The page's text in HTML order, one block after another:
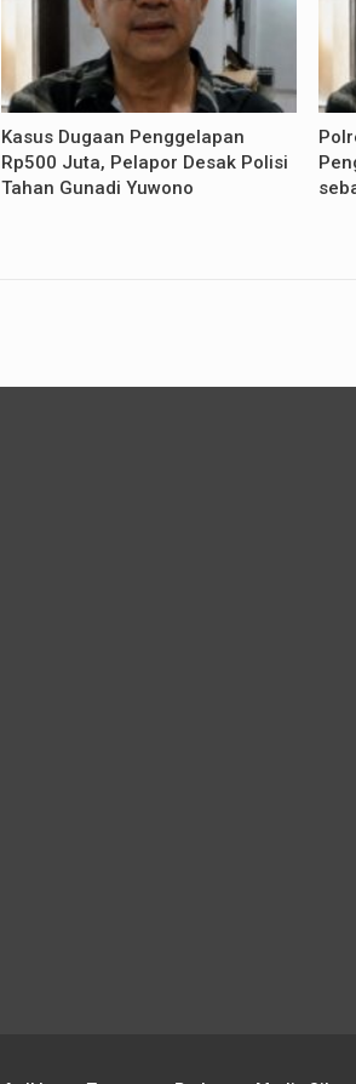
Kasus Dugaan Penggelapan
Rp500 Juta, Pelapor Desak Polisi
Tahan Gunadi Yuwono